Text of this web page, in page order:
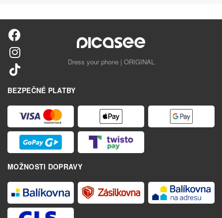
Dress your phone | ORIGINAL
BEZPEČNÉ PLATBY
MOŽNOSTI DOPRAVY